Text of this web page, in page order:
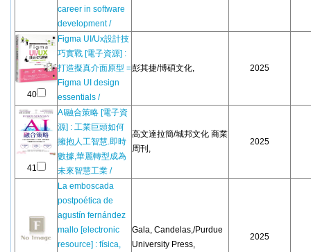
career in software
development /
40
Figma UI/Ux設計技
巧實戰 [電子資源] :
打造擬真介面原型 =
Figma UI design
essentials /
彭其捷/博碩文化, 2025
41
AI融合策略 [電子資
源] : 工業巨頭如何
擁抱人工智慧.即時
數據,華麗轉型成為
未來智慧工業 /
高文達拉簡/城邦文化 商業
周刊,
2025
La emboscada
postpoética de
agustín fernández
mallo [electronic
resource] : física,
Gala, Candelas,/Purdue
University Press,
2025